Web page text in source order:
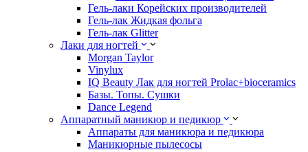
Гель-лаки Корейских производителей
Гель-лак Жидкая фольга
Гель-лак Glitter
Лаки для ногтей
Morgan Taylor
Vinylux
IQ Beauty Лак для ногтей Prolac+bioceramics
Базы. Топы. Сушки
Dance Legend
Аппаратный маникюр и педикюр
Аппараты для маникюра и педикюра
Маникюрные пылесосы